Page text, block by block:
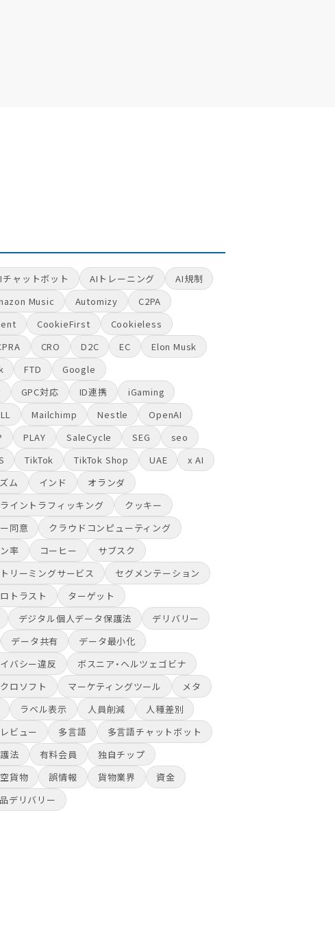
チャットボット AIトレーニング
AI規制
Music Automizy
C2PA
CookieFirst
Cookieless
CRO D2C EC
Elon Musk
FTD
Google
GPC対応 ID連携
iGaming
Mailchimp Nestle
OpenAI
PLAY SaleCycle SEG
seo
TikTok TikTok Shop UAE
x AI
ム インド
オランダ
イントラフィッキング
クッキー
同意
クラウドコンピューティング
率 コーヒー
サブスク
リーミングサービス
セグメンテーション
トラスト
ターゲット
デジタル個人データ保護法
デリバリー
データ共有
データ最小化
バシー違反
ボスニア・ヘルツェゴビナ
ロソフト マーケティングツール
メタ
ラベル表示 人員削減
人種差別
ビュー 多言語
多言語チャットボット
法 有料会員
独自チップ
貨物 誤情報 貨物業界
資金
デリバリー